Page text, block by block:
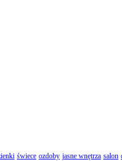
świece ozdoby jasne wnętrza salon